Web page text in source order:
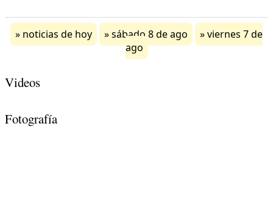
noticias de hoy sábado 8 de ago
viernes 7 de
ago
Videos
Fotografía